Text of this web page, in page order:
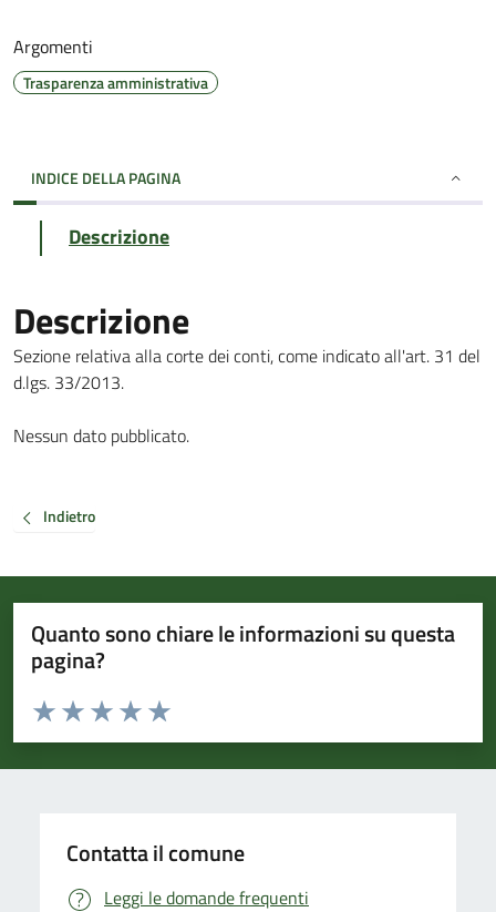
Argomenti
Trasparenza amministrativa
INDICE DELLA PAGINA
Descrizione
Descrizione
Sezione relativa alla corte dei conti, come indicato all'art. 31 del
d.lgs. 33/2013.
Nessun dato pubblicato.
Indietro
Quanto sono chiare le informazioni su questa
pagina?
Valuta da 1 a 5 stelle la pagina
Valuta 5 stelle su 5
Valuta 4 stelle su 5
Valuta 3 stelle su 5
Valuta 2 stelle su 5
Valuta 1 stelle su 5
Contatta il comune
Leggi le domande frequenti